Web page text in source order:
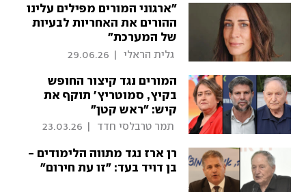
"ארגוני המורים מפילים עלינו
ההורים את האחריות לבעיות
של המערכת"
גלית הראלי 29.06.26
המורים נגד קיצור החופש
בקיץ, סמוטריץ' תוקף את
קיש: "ראש קטן"
תמר טרבלסי חדד 23.03.26
רן ארז נגד מתווה הלימודים -
בן דויד בעד: "זו עת חירום"